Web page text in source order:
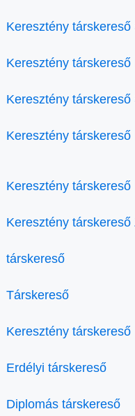
Keresztény
Keresztény társkereső
Keresztény társkereső
Keresztény társkereső
Keresztény társkereső
Keresztény társkereső
társkereső
Társkereső
Keresztény társkereső
Erdélyi társkereső
Diplomás társkereső